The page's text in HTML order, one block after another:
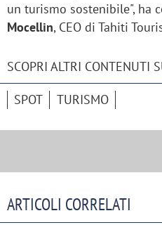
un turismo sostenibile", ha
Mocellin, CEO di Tahiti
SCOPRI ALTRI CONTENUTI
SPOT TURISMO
ARTICOLI CORRELATI